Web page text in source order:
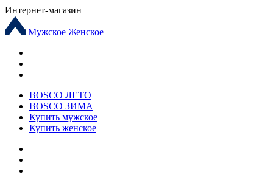
Интернет-магазин
Мужское Женское
BOSCO ЛЕТО
BOSCO ЗИМА
Купить мужское
Купить женское